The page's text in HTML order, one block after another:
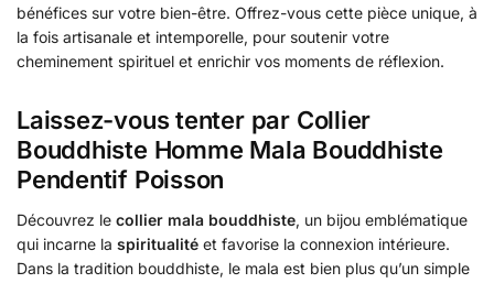
bénéfices sur votre bien-être. Offrez-vous cette pièce unique, à
la fois artisanale et intemporelle, pour soutenir votre
cheminement spirituel et enrichir vos moments de réflexion.
Laissez-vous tenter par Collier
Bouddhiste Homme Mala Bouddhiste
Pendentif Poisson
Découvrez le collier mala bouddhiste, un bijou emblématique
qui incarne la spiritualité et favorise la connexion intérieure.
Dans la tradition bouddhiste, le mala est bien plus qu’un simple